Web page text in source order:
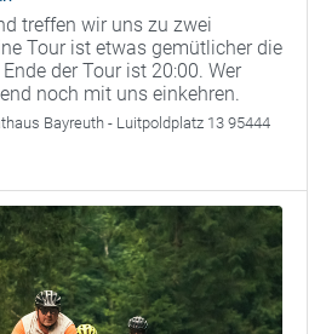
treffen wir uns zu zwei
Tour ist etwas gemütlicher die
der Tour ist 20:00. Wer
noch mit uns einkehren.
Bayreuth - Luitpoldplatz 13 95444